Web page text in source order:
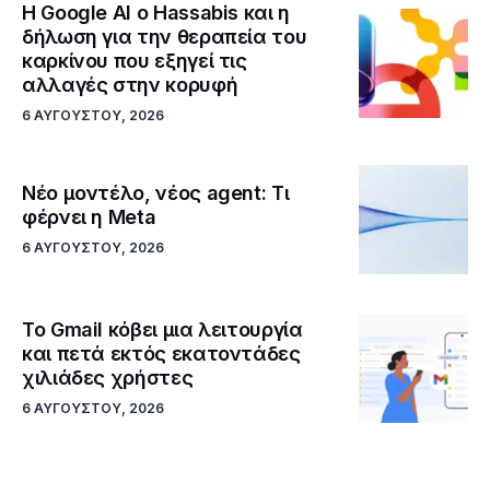
Η Google ΑΙ ο Hassabis και η
δήλωση για την θεραπεία του
καρκίνου που εξηγεί τις
αλλαγές στην κορυφή
6 ΑΥΓΟΎΣΤΟΥ, 2026
Νέο μοντέλο, νέος agent: Τι
φέρνει η Meta
6 ΑΥΓΟΎΣΤΟΥ, 2026
Το Gmail κόβει μια λειτουργία
και πετά εκτός εκατοντάδες
χιλιάδες χρήστες
6 ΑΥΓΟΎΣΤΟΥ, 2026